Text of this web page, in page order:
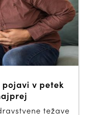
pojavi v petek
težave